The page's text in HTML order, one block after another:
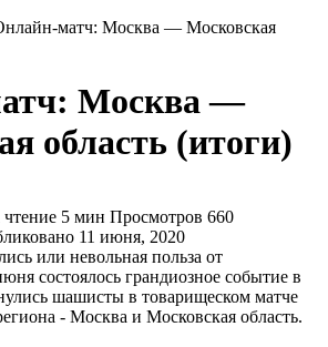
матч: Москва — Московская
Москва —
область (итоги)
5 мин Просмотров 660
11 июня, 2020
или невольная польза от
состоялось грандиозное событие в
шашисты в товарищеском матче
- Москва и Московская область.